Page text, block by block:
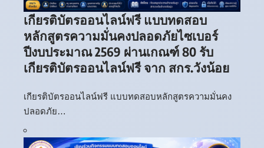
เกียรติบัตรออนไลน์ฟรี แบบทดสอบ
หลักสูตรความมั่นคงปลอดภัยไซเบอร์
ปีงบประมาณ 2569 ผ่านเกณฑ์ 80 รับ
เกียรติบัตรออนไลน์ฟรี จาก สกร.วังน้อย
เกียรติบัตรออนไลน์ฟรี แบบทดสอบหลักสูตรความมั่นคง
ปลอดภัย…